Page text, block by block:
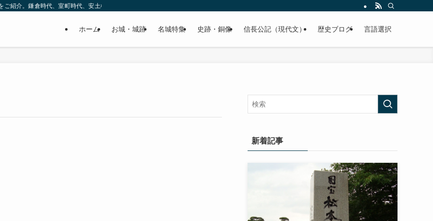
紹介。鎌倉時代、室町時代、安土桃山時代（戦国時代）、江戸時代と幅広くご紹介致します。
ホーム お城・城跡 名城特集 史跡・銅像 信長公記（現代文） 歴史ブログ 言語選択
新着記事